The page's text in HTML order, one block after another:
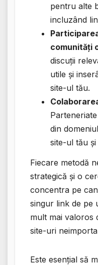
pentru alte
incluzând
comunități
discuții
utile și
site-ul tău.
din
site-ul tău
Fiecare metodă
strategică și o
concentra pe
singur link de pe
mult mai valoros
site-uri
Este esențial să